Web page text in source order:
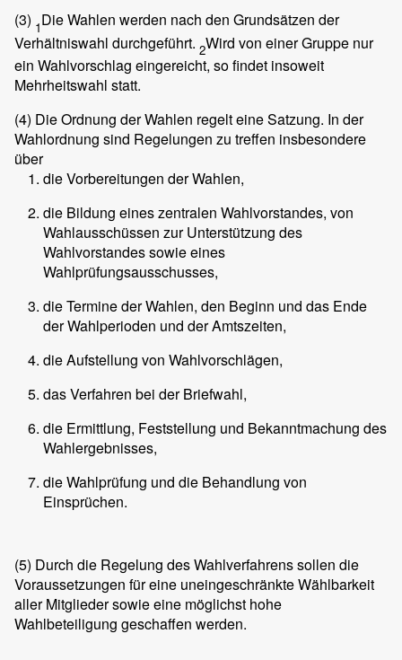
(3) 1Die Wahlen werden nach den Grundsätzen der
Verhältniswahl durchgeführt. 2Wird von einer Gruppe nur
ein Wahlvorschlag eingereicht, so findet insoweit
Mehrheitswahl statt.
(4) Die Ordnung der Wahlen regelt eine Satzung. In der
Wahlordnung sind Regelungen zu treffen insbesondere
über
die Vorbereitungen der Wahlen,
die Bildung eines zentralen Wahlvorstandes, von
Wahlausschüssen zur Unterstützung des
Wahlvorstandes sowie eines
Wahlprüfungsausschusses,
die Termine der Wahlen, den Beginn und das Ende
der Wahlperioden und der Amtszeiten,
die Aufstellung von Wahlvorschlägen,
das Verfahren bei der Briefwahl,
die Ermittlung, Feststellung und Bekanntmachung des
Wahlergebnisses,
die Wahlprüfung und die Behandlung von
Einsprüchen.
(5) Durch die Regelung des Wahlverfahrens sollen die
Voraussetzungen für eine uneingeschränkte Wählbarkeit
aller Mitglieder sowie eine möglichst hohe
Wahlbeteiligung geschaffen werden.